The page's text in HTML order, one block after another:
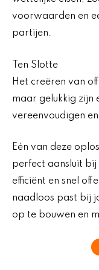
voorwaarden en
partijen.
Ten Slotte
Het creëren van
maar gelukkig zijn
vereenvoudigen
Eén van deze
perfect aansluit bij
efficiënt en snel
naadloos past bij
op te bouwen en